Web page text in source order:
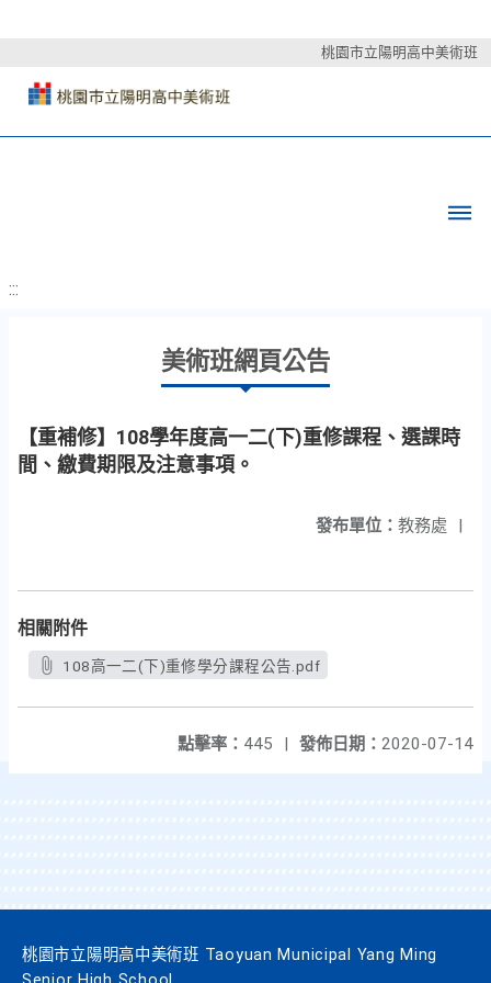
桃園市立陽明高中美術班
:::
美術班網頁公告
【重補修】108學年度高一二(下)重修課程、選課時
間、繳費期限及注意事項。
發布單位： 教務處 |
相關附件
108高一二(下)重修學分課程公告.pdf
發佈日期： 2020-07-14
點擊率： 445 |
桃園市立陽明高中美術班 Taoyuan Municipal Yang Ming